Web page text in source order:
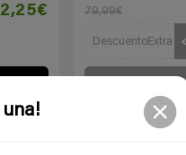
una!
2,25€ 79,99€
DescuentoExtra
Ir al